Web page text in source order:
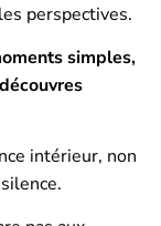
perspectives.
simples,
intérieur, non